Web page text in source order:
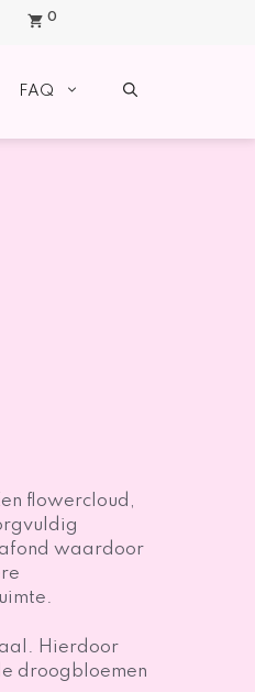
0
FAQ
flowercloud,
waardoor
Hierdoor
droogbloemen